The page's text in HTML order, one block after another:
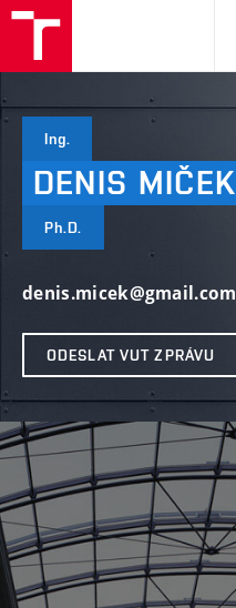
Ing.
DENIS MIČEK
Ph.D.
denis.micek@gmail.com
ODESLAT VUT ZPRÁVU